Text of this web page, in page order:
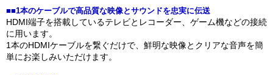
■■1本のケーブルで高品質な映像とサウンドを忠実に伝送
HDMI端子を搭載しているテレビとレコーダー、ゲーム機などの接続
に用います。
1本のHDMIケーブルを繋ぐだけで、鮮明な映像とクリアな音声を簡
単にお楽しみいただけます。